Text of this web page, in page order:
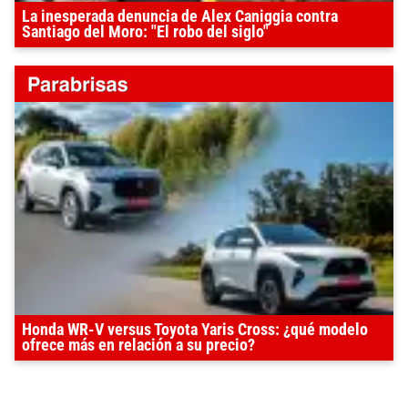
La inesperada denuncia de Alex Caniggia contra
Santiago del Moro: "El robo del siglo"
Honda WR-V versus Toyota Yaris Cross: ¿qué modelo
ofrece más en relación a su precio?